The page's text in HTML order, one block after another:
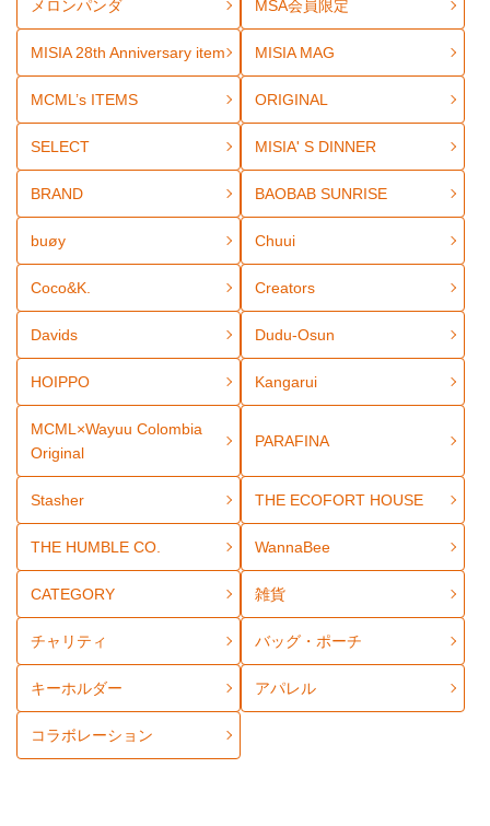
メロンパンダ MSA会員限定
MISIA 28th Anniversary item MISIA MAG
MCML’s ITEMS ORIGINAL
SELECT MISIA' S DINNER
BRAND BAOBAB SUNRISE
buøy Chuui
Coco&K. Creators
Davids Dudu-Osun
HOIPPO Kangarui
MCML×Wayuu Colombia
Original
PARAFINA
Stasher THE ECOFORT HOUSE
THE HUMBLE CO. WannaBee
CATEGORY 雑貨
チャリティ バッグ・ポーチ
キーホルダー アパレル
コラボレーション